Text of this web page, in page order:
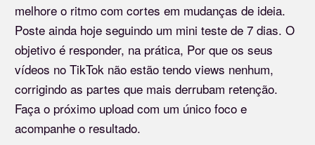
melhore o ritmo com cortes em mudanças de ideia.
Poste ainda hoje seguindo um mini teste de 7 dias. O
objetivo é responder, na prática, Por que os seus
vídeos no TikTok não estão tendo views nenhum,
corrigindo as partes que mais derrubam retenção.
Faça o próximo upload com um único foco e
acompanhe o resultado.